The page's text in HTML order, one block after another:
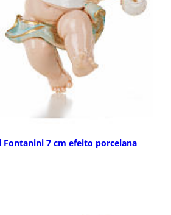
7 cm efeito porcelana